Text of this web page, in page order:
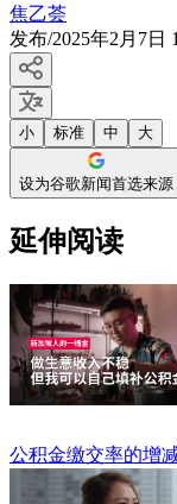
焦乙荟
发布/2025年2月7日
小 标准 中 大
设为谷歌新闻首选来源
延伸阅读
公积金缴交率的增